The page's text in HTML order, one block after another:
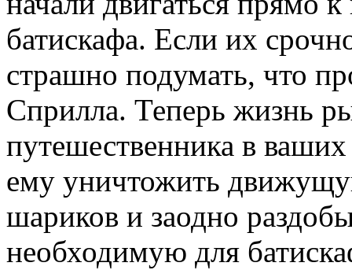
батискафа. Если их
страшно подумать, что
Сприлла. Теперь жизнь
путешественника в
ему уничтожить
шариков и заодно
необходимую для